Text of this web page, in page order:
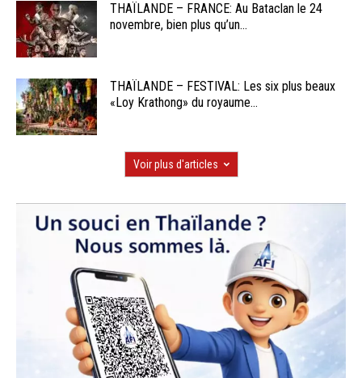
THAÏLANDE – FRANCE: Au Bataclan le 24
novembre, bien plus qu’un...
THAÏLANDE – FESTIVAL: Les six plus beaux
«Loy Krathong» du royaume...
Voir plus d'articles